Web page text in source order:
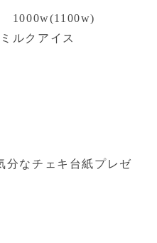
1000w(1100w)
ルクアイス
分なチェキ台紙プレゼ